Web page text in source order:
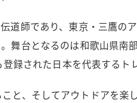
道師であり、東京・三鷹の
舞台となるのは和歌山県南
録された日本を代表するト
こと、そしてアウトドアを